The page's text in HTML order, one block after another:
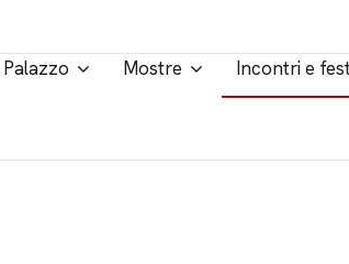
Palazzo Mostre Incontri e